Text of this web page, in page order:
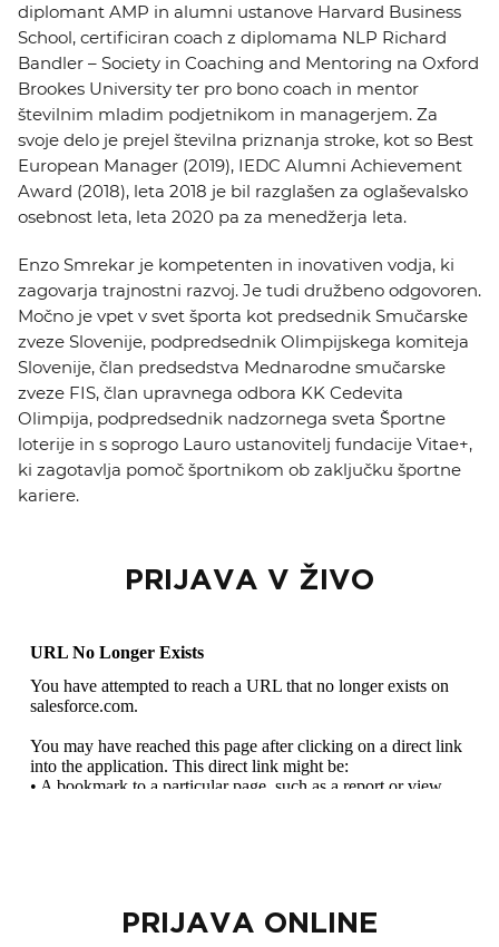
diplomant AMP in alumni ustanove Harvard Business
School, certificiran coach z diplomama NLP Richard
Bandler – Society in Coaching and Mentoring na Oxford
Brookes University ter pro bono coach in mentor
številnim mladim podjetnikom in managerjem. Za
svoje delo je prejel številna priznanja stroke, kot so Best
European Manager (2019), IEDC Alumni Achievement
Award (2018), leta 2018 je bil razglašen za oglaševalsko
osebnost leta, leta 2020 pa za menedžerja leta.
Enzo Smrekar je kompetenten in inovativen vodja, ki
zagovarja trajnostni razvoj. Je tudi družbeno odgovoren.
Močno je vpet v svet športa kot predsednik Smučarske
zveze Slovenije, podpredsednik Olimpijskega komiteja
Slovenije, član predsedstva Mednarodne smučarske
zveze FIS, član upravnega odbora KK Cedevita
Olimpija, podpredsednik nadzornega sveta Športne
loterije in s soprogo Lauro ustanovitelj fundacije Vitae+,
ki zagotavlja pomoč športnikom ob zaključku športne
kariere.
PRIJAVA V ŽIVO
PRIJAVA ONLINE